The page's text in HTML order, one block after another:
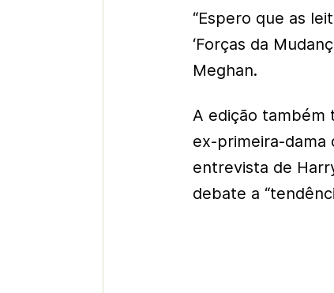
“Espero que as
‘Forças da
Meghan.
A edição também
ex-primeira-dama
entrevista de
debate a